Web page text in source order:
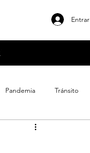
Entrar
Pandemia Tránsito
Emprendimiento